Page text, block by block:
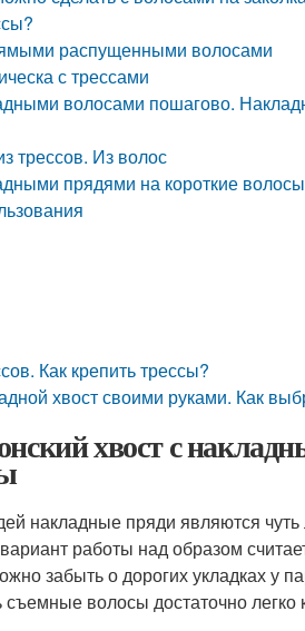
распущенными волосами
с трессами
волосами пошагово.
трессов. Из волос
прядями на короткие
Как крепить трессы?
хвост своими руками. Как
хвост с
накладные пряди являются
работы над образом
забыть о дорогих укладках у
волосы достаточно легко